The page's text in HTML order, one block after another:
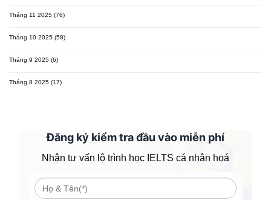
Tháng 11 2025 (76)
Tháng 10 2025 (58)
Tháng 9 2025 (6)
Tháng 8 2025 (17)
Đăng ký kiểm tra đầu vào miễn phí
Nhận tư vấn lộ trình học IELTS cá nhân hoá